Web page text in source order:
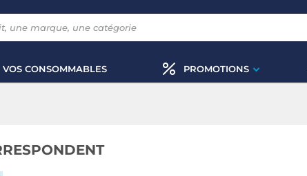
VOS CONSOMMABLES PROMOTIONS